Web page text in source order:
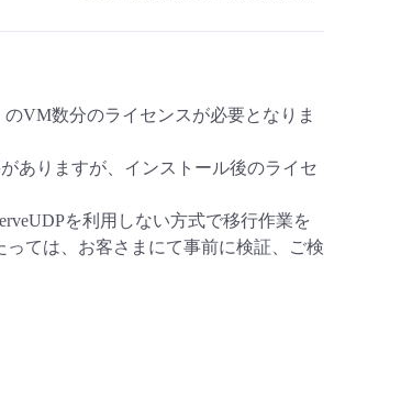
VM数分のライセンスが必要となりま
ありますが、インストール後のライセ
を利用しない方式で移行作業を
ては、お客さまにて事前に検証、ご検